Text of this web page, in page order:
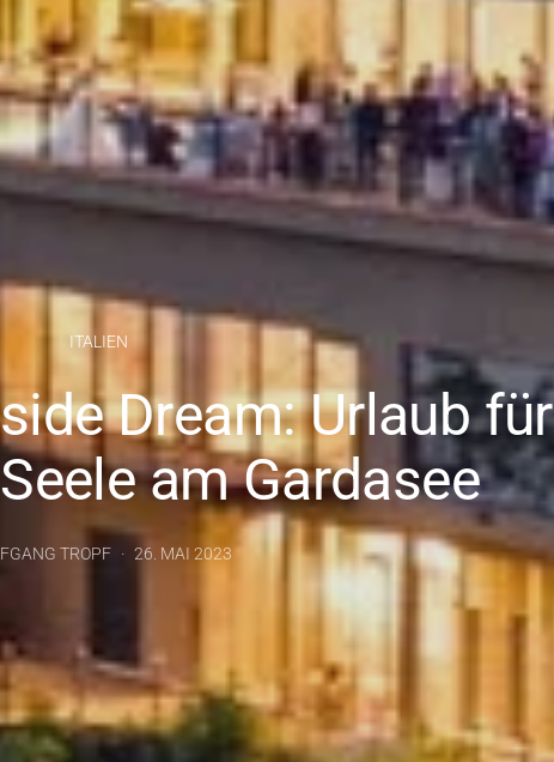
ITALIEN
Dream: Urlaub für
am Gardasee
TROPF 26. MAI 2023